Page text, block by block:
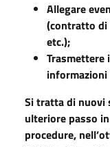
Allegare
(contratto di
etc.);
Trasmettere
Si tratta di nuovi
ulteriore passo
procedure,